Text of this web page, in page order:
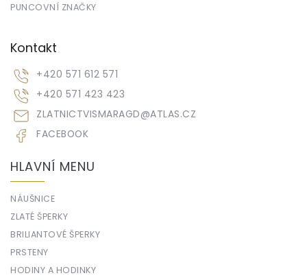
PUNCOVNÍ ZNAČKY
Kontakt
ZLATNICTVISMARAGD@ATLAS.CZ
+420 571 612 571
+420 571 423 423
FACEBOOK
HLAVNÍ MENU
NÁUŠNICE
ZLATÉ ŠPERKY
BRILIANTOVÉ ŠPERKY
PRSTENY
HODINY A HODINKY